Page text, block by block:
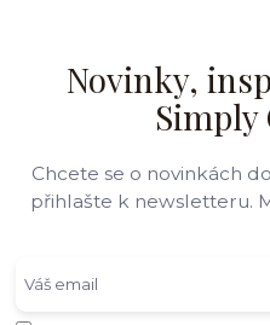
Novinky,
Simply
Chcete se o novinkách
přihlašte k newsletteru.